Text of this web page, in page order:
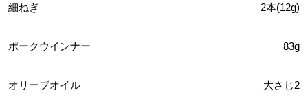
細ねぎ 2本(12g)
ポークウインナー 83g
オリーブオイル 大さじ2